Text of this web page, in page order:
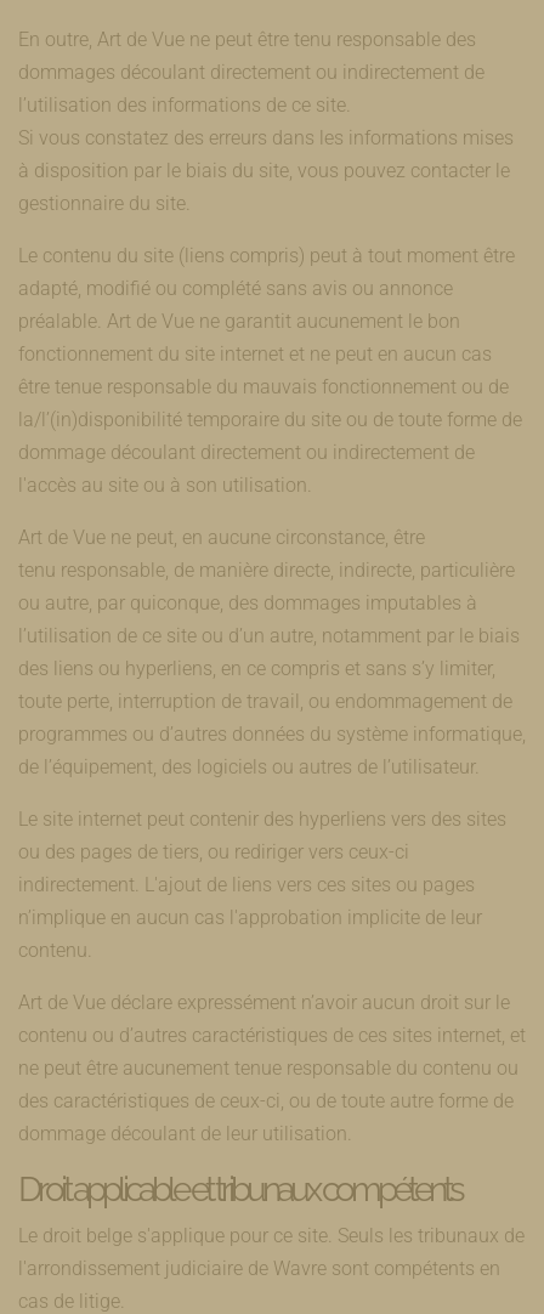
En outre, Art de Vue ne peut être tenu responsable des
dommages découlant directement ou indirectement de
l’utilisation des informations de ce site.
Si vous constatez des erreurs dans les informations mises
à disposition par le biais du site, vous pouvez contacter le
gestionnaire du site.
Le contenu du site (liens compris) peut à tout moment être
adapté, modifié ou complété sans avis ou annonce
préalable. Art de Vue ne garantit aucunement le bon
fonctionnement du site internet et ne peut en aucun cas
être tenue responsable du mauvais fonctionnement ou de
la/l’(in)disponibilité temporaire du site ou de toute forme de
dommage découlant directement ou indirectement de
l'accès au site ou à son utilisation.
Art de Vue ne peut, en aucune circonstance, être
tenu responsable, de manière directe, indirecte, particulière
ou autre, par quiconque, des dommages imputables à
l’utilisation de ce site ou d’un autre, notamment par le biais
des liens ou hyperliens, en ce compris et sans s’y limiter,
toute perte, interruption de travail, ou endommagement de
programmes ou d’autres données du système informatique,
de l’équipement, des logiciels ou autres de l’utilisateur.
Le site internet peut contenir des hyperliens vers des sites
ou des pages de tiers, ou rediriger vers ceux-ci
indirectement. L'ajout de liens vers ces sites ou pages
n’implique en aucun cas l'approbation implicite de leur
contenu.
Art de Vue déclare expressément n’avoir aucun droit sur le
contenu ou d’autres caractéristiques de ces sites internet, et
ne peut être aucunement tenue responsable du contenu ou
des caractéristiques de ceux-ci, ou de toute autre forme de
dommage découlant de leur utilisation.
Droit applicable et tribunaux compétents
Le droit belge s'applique pour ce site. Seuls les tribunaux de
l'arrondissement judiciaire de Wavre sont compétents en
cas de litige.